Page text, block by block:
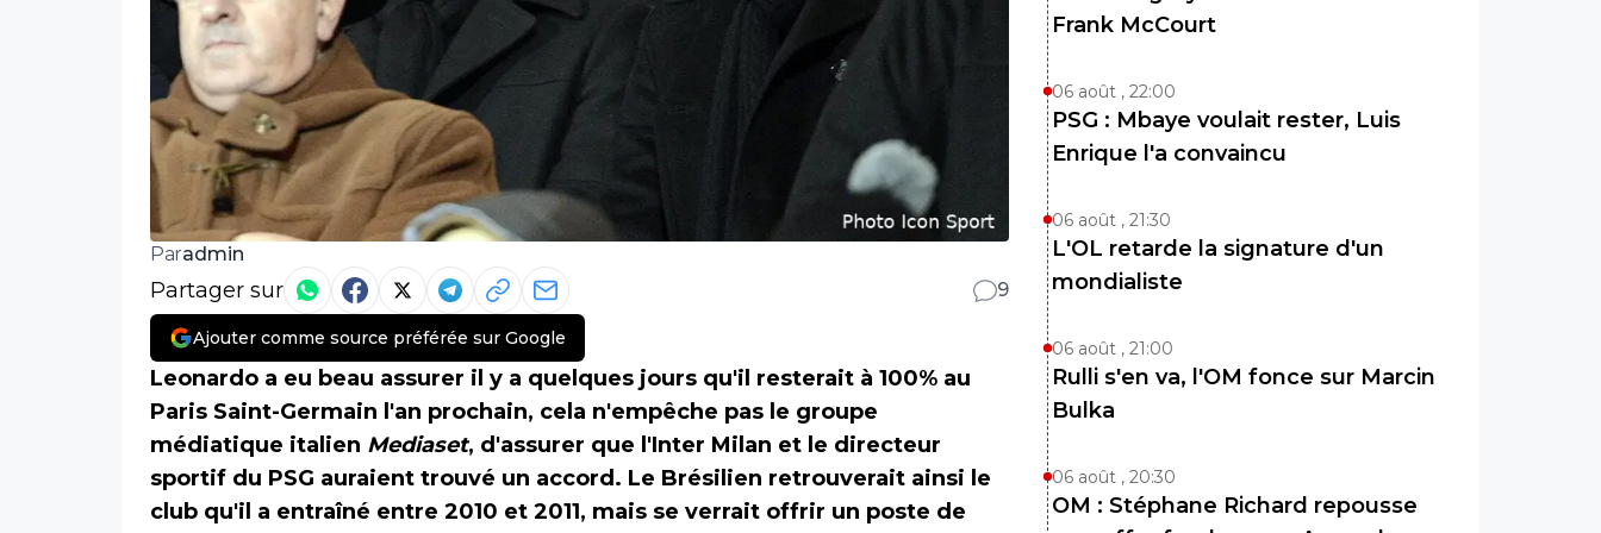
Paradmin
Partager sur 9
Ajouter comme source préférée sur Google
Leonardo a eu beau assurer il y a quelques jours qu'il resterait à 100% au
Paris Saint-Germain l'an prochain, cela n'empêche pas le groupe
médiatique italien Mediaset, d'assurer que l'Inter Milan et le directeur
sportif du PSG auraient trouvé un accord. Le Brésilien retrouverait ainsi le
club qu'il a entraîné entre 2010 et 2011, mais se verrait offrir un poste de
Frank McCourt
06 août , 22:00
PSG : Mbaye voulait rester, Luis
Enrique l'a convaincu
06 août , 21:30
L'OL retarde la signature d'un
mondialiste
06 août , 21:00
Rulli s'en va, l'OM fonce sur Marcin
Bulka
06 août , 20:30
OM : Stéphane Richard repousse